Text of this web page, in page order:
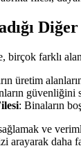
birçok farklı
üretim
: Binaların
ve
arayarak daha